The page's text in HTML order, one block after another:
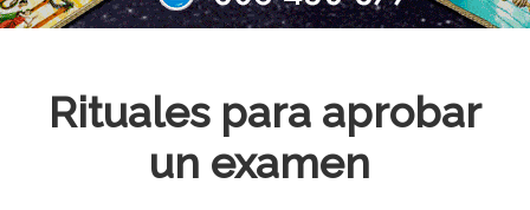
Rituales para aprobar
un examen